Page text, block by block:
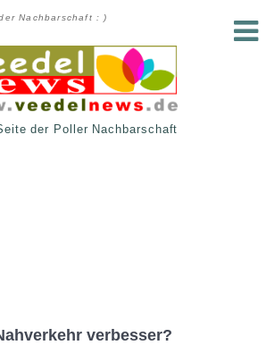
Nachbarschaft : )
der Poller Nachbarschaft
verbesser?